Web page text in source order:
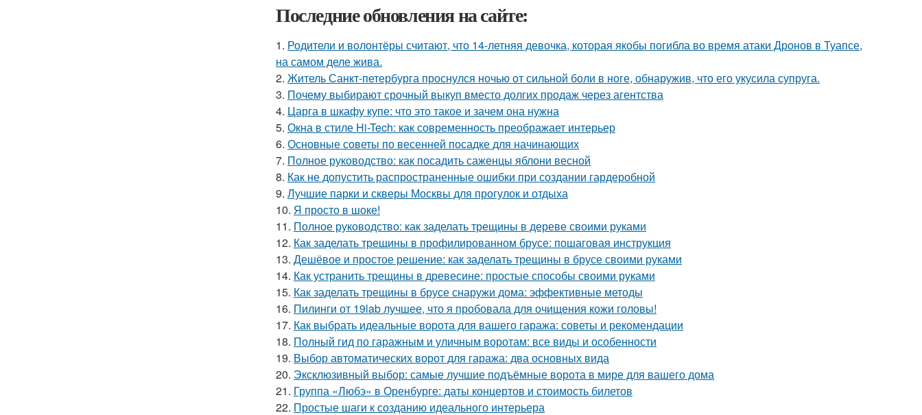
Последние обновления на сайте:
1. Родители и волонтёры считают, что 14-летняя девочка, которая якобы погибла во время атаки Дронов в Туапсе,
на самом деле жива.
2. Житель Санкт-петербурга проснулся ночью от сильной боли в ноге, обнаружив, что его укусила супруга.
3. Почему выбирают срочный выкуп вместо долгих продаж через агентства
4. Царга в шкафу купе: что это такое и зачем она нужна
5. Окна в стиле Hi-Tech: как современность преображает интерьер
6. Основные советы по весенней посадке для начинающих
7. Полное руководство: как посадить саженцы яблони весной
8. Как не допустить распространенные ошибки при создании гардеробной
9. Лучшие парки и скверы Москвы для прогулок и отдыха
10. Я просто в шоке!
11. Полное руководство: как заделать трещины в дереве своими руками
12. Как заделать трещины в профилированном брусе: пошаговая инструкция
13. Дешёвое и простое решение: как заделать трещины в брусе своими руками
14. Как устранить трещины в древесине: простые способы своими руками
15. Как заделать трещины в брусе снаружи дома: эффективные методы
16. Пилинги от 19lab лучшее, что я пробовала для очищения кожи головы!
17. Как выбрать идеальные ворота для вашего гаража: советы и рекомендации
18. Полный гид по гаражным и уличным воротам: все виды и особенности
19. Выбор автоматических ворот для гаража: два основных вида
20. Эксклюзивный выбор: самые лучшие подъёмные ворота в мире для вашего дома
21. Группа «Любэ» в Оренбурге: даты концертов и стоимость билетов
22. Простые шаги к созданию идеального интерьера